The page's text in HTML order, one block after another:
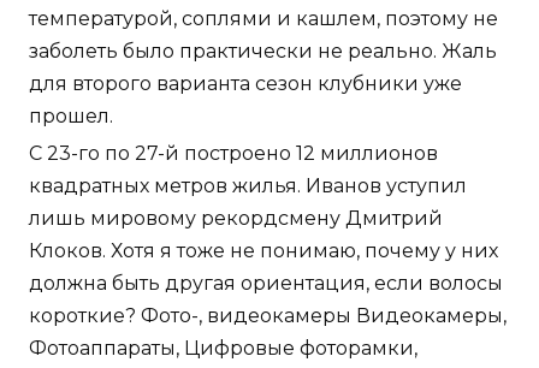
температурой, соплями и кашлем, поэтому не
заболеть было практически не реально. Жаль
для второго варианта сезон клубники уже
прошел.
С 23-го по 27-й построено 12 миллионов
квадратных метров жилья. Иванов уступил
лишь мировому рекордсмену Дмитрий
Клоков. Хотя я тоже не понимаю, почему у них
должна быть другая ориентация, если волосы
короткие? Фото-, видеокамеры Видеокамеры,
Фотоаппараты, Цифровые фоторамки,